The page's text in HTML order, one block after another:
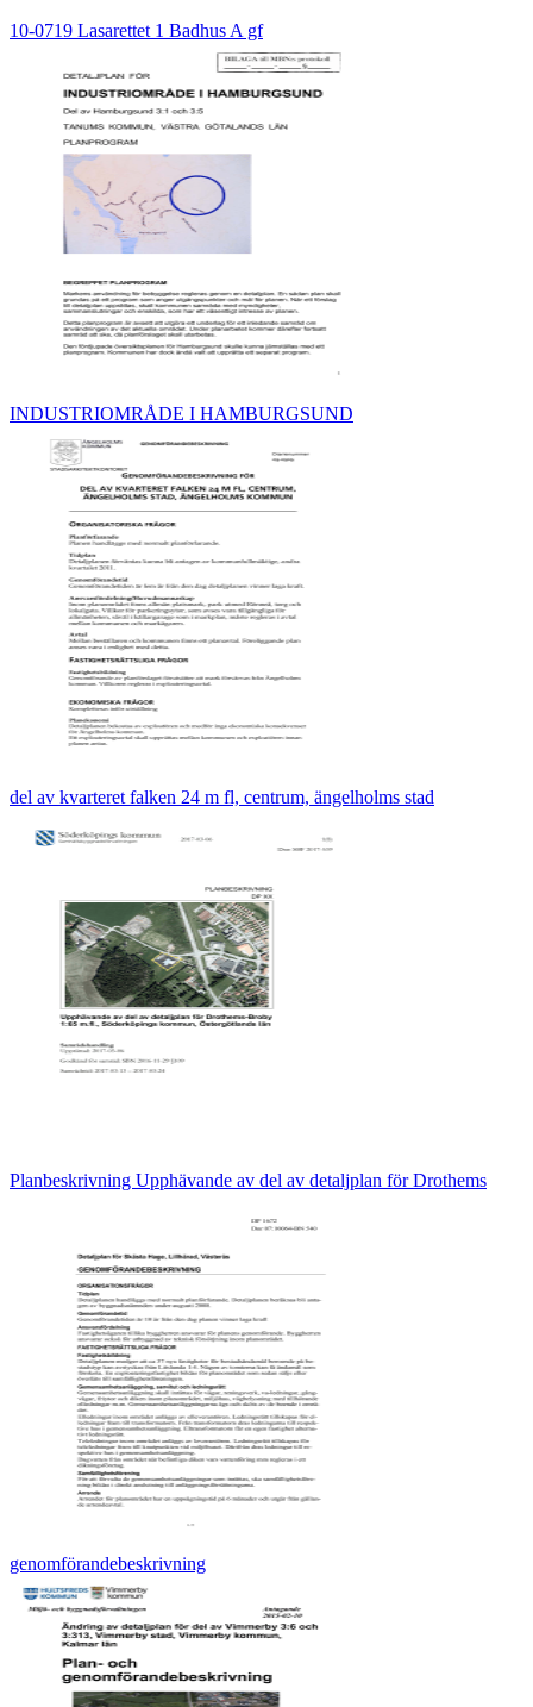
10-0719 Lasarettet 1 Badhus A gf
INDUSTRIOMRÅDE I HAMBURGSUND
del av kvarteret falken 24 m fl, centrum, ängelholms stad
Planbeskrivning Upphävande av del av detaljplan för Drothems
genomförandebeskrivning